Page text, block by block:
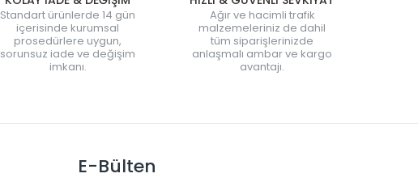
Standart ürünlerde 14 gün
içerisinde kurumsal
prosedürlere uygun,
sorunsuz iade ve değişim
imkanı.
Ağır ve hacimli trafik
malzemeleriniz de dahil
tüm siparişlerinizde
anlaşmalı ambar ve kargo
avantajı.
E-Bülten